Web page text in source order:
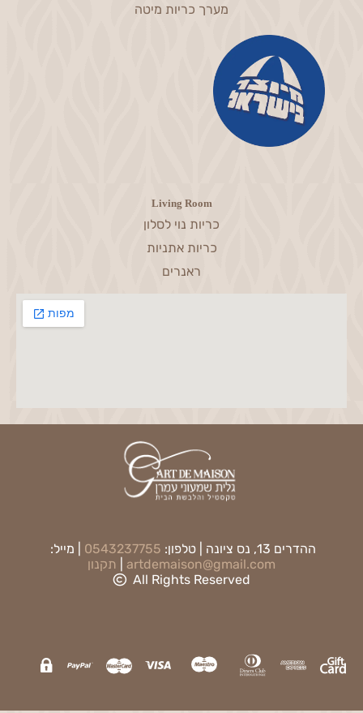
מערך כריות מיטה
Living Room
כריות נוי לסלון
כריות אתניות
ראנרים
ההדרים 13, נס ציונה | טלפון: 0543237755 | מייל:
artdemaison@gmail.com
תקנון
All Rights Reserved